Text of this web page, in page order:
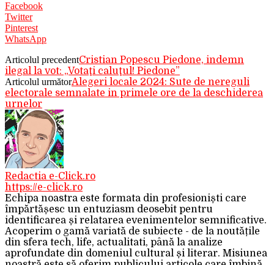
Facebook
Twitter
Pinterest
WhatsApp
Articolul precedentCristian Popescu Piedone, indemn
ilegal la vot: „Votaţi caluţul! Piedone”
Articolul următorAlegeri locale 2024: Sute de nereguli
electorale semnalate in primele ore de la deschiderea
urnelor
Redactia e-Click.ro
https://e-click.ro
Echipa noastra este formata din profesioniști care
împărtășesc un entuziasm deosebit pentru
identificarea și relatarea evenimentelor semnificative.
Acoperim o gamă variată de subiecte - de la noutățile
din sfera tech, life, actualitati, până la analize
aprofundate din domeniul cultural și literar. Misiunea